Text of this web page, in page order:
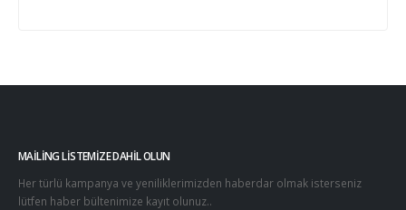
MAILING LISTEMIZE DAHIL OLUN
Her türlü kampanya ve yeniliklerimizden haberdar olmak isterseniz
lütfen haber bültenimize kayıt olunuz..